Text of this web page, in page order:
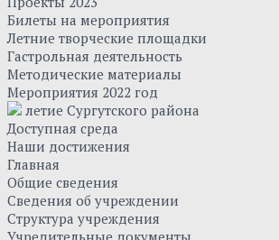
Билеты на мероприятия
Летние творческие площадки
Гастрольная деятельность
Методические материалы
Мероприятия 2022 год
летие Сургутского района
Доступная среда
Наши достижения
Главная
Общие сведения
Сведения об учреждении
Структура учреждения